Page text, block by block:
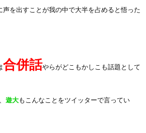
声を出すことが我の中で大半を占めると悟った
合併話やらがどこもかしこも話題として
遊大もこんなことをツイッターで言ってい